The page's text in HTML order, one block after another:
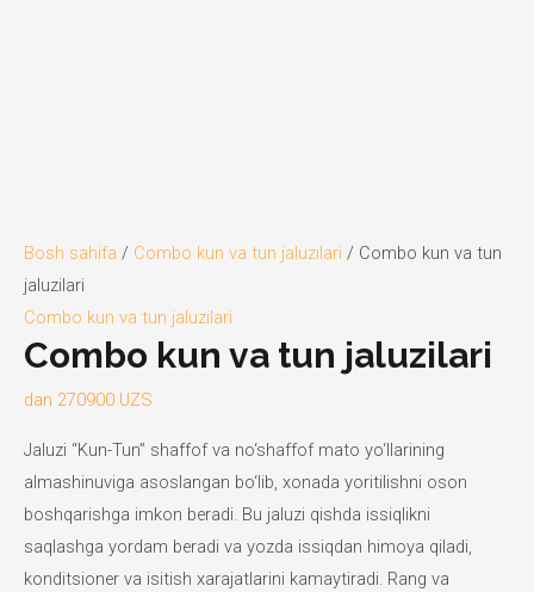
Bosh sahifa / Combo kun va tun jaluzilari / Combo kun va tun
jaluzilari
Combo kun va tun jaluzilari
Combo kun va tun jaluzilari
dan 270900 UZS
Jaluzi “Kun-Tun” shaffof va no‘shaffof mato yo‘llarining
almashinuviga asoslangan bo‘lib, xonada yoritilishni oson
boshqarishga imkon beradi. Bu jaluzi qishda issiqlikni
saqlashga yordam beradi va yozda issiqdan himoya qiladi,
konditsioner va isitish xarajatlarini kamaytiradi. Rang va